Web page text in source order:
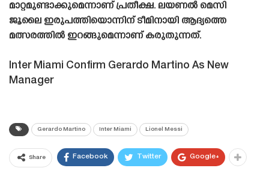
മാറ്റമുണ്ടാക്കുമെന്നാണ് പ്രതീക്ഷ. ലയണൽ മെസി
ജൂലൈ ഇരുപത്തിയൊന്നിന് ടീമിനായി ആദ്യത്തെ
മത്സരത്തിൽ ഇറങ്ങുമെന്നാണ് കരുതുന്നത്.
Inter Miami Confirm Gerardo Martino As New
Manager
Gerardo Martino Inter Miami Lionel Messi
Share Facebook Twitter Google+